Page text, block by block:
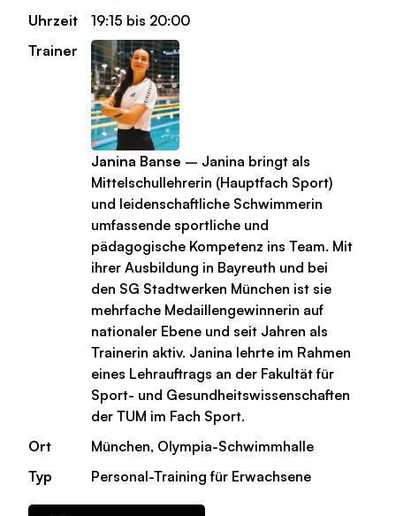
Uhrzeit
19:15 bis 20:00
Trainer
Janina Banse – Janina bringt als
Mittelschullehrerin (Hauptfach Sport)
und leidenschaftliche Schwimmerin
umfassende sportliche und
pädagogische Kompetenz ins Team. Mit
ihrer Ausbildung in Bayreuth und bei
den SG Stadtwerken München ist sie
mehrfache Medaillengewinnerin auf
nationaler Ebene und seit Jahren als
Trainerin aktiv. Janina lehrte im Rahmen
eines Lehrauftrags an der Fakultät für
Sport- und Gesundheitswissenschaften
der TUM im Fach Sport.
Ort
München, Olympia-Schwimmhalle
Typ
Personal-Training für Erwachsene